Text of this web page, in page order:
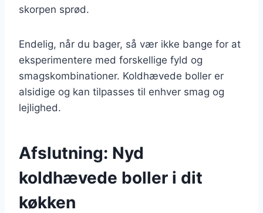
skorpen sprød.
Endelig, når du bager, så vær ikke bange for at
eksperimentere med forskellige fyld og
smagskombinationer. Koldhævede boller er
alsidige og kan tilpasses til enhver smag og
lejlighed.
Afslutning: Nyd
koldhævede boller i dit
køkken